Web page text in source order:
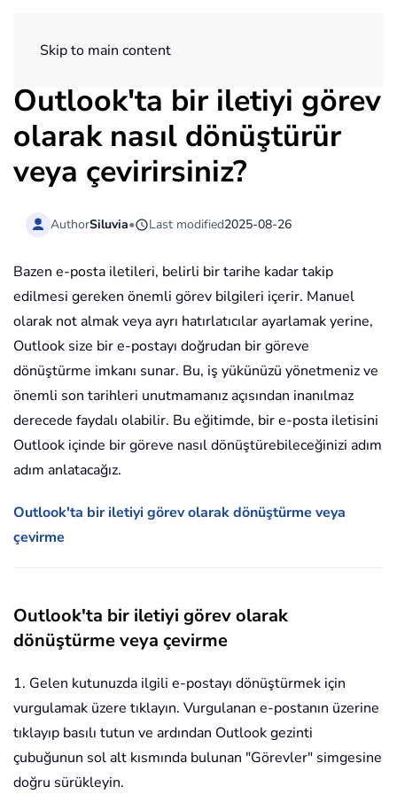
Skip to main content
Outlook'ta bir iletiyi görev
olarak nasıl dönüştürür
veya çevirirsiniz?
AuthorSiluvia• Last modified2025-08-26
Bazen e-posta iletileri, belirli bir tarihe kadar takip
edilmesi gereken önemli görev bilgileri içerir. Manuel
olarak not almak veya ayrı hatırlatıcılar ayarlamak yerine,
Outlook size bir e-postayı doğrudan bir göreve
dönüştürme imkanı sunar. Bu, iş yükünüzü yönetmeniz ve
önemli son tarihleri unutmamanız açısından inanılmaz
derecede faydalı olabilir. Bu eğitimde, bir e-posta iletisini
Outlook içinde bir göreve nasıl dönüştürebileceğinizi adım
adım anlatacağız.
Outlook'ta bir iletiyi görev olarak dönüştürme veya
çevirme
Outlook'ta bir iletiyi görev olarak
dönüştürme veya çevirme
1. Gelen kutunuzda ilgili e-postayı dönüştürmek için
vurgulamak üzere tıklayın. Vurgulanan e-postanın üzerine
tıklayıp basılı tutun ve ardından Outlook gezinti
çubuğunun sol alt kısmında bulunan "Görevler" simgesine
doğru sürükleyin.